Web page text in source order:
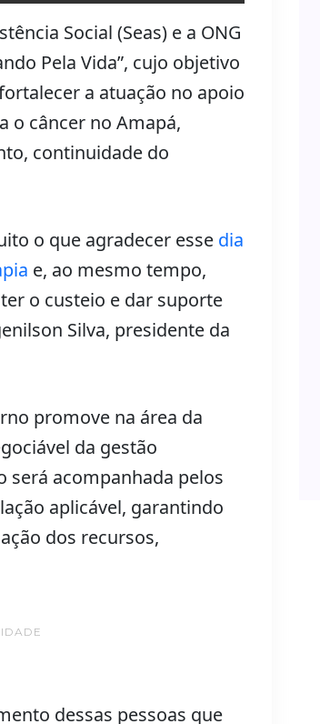
Social (Seas) e a ONG
Pela Vida”, cujo objetivo
a atuação no apoio
o câncer no Amapá,
continuidade do
o que agradecer esse dia
e, ao mesmo tempo,
o custeio e dar suporte
Silva, presidente da
promove na área da
da gestão
será acompanhada pelos
aplicável, garantindo
dos recursos,
dessas pessoas que